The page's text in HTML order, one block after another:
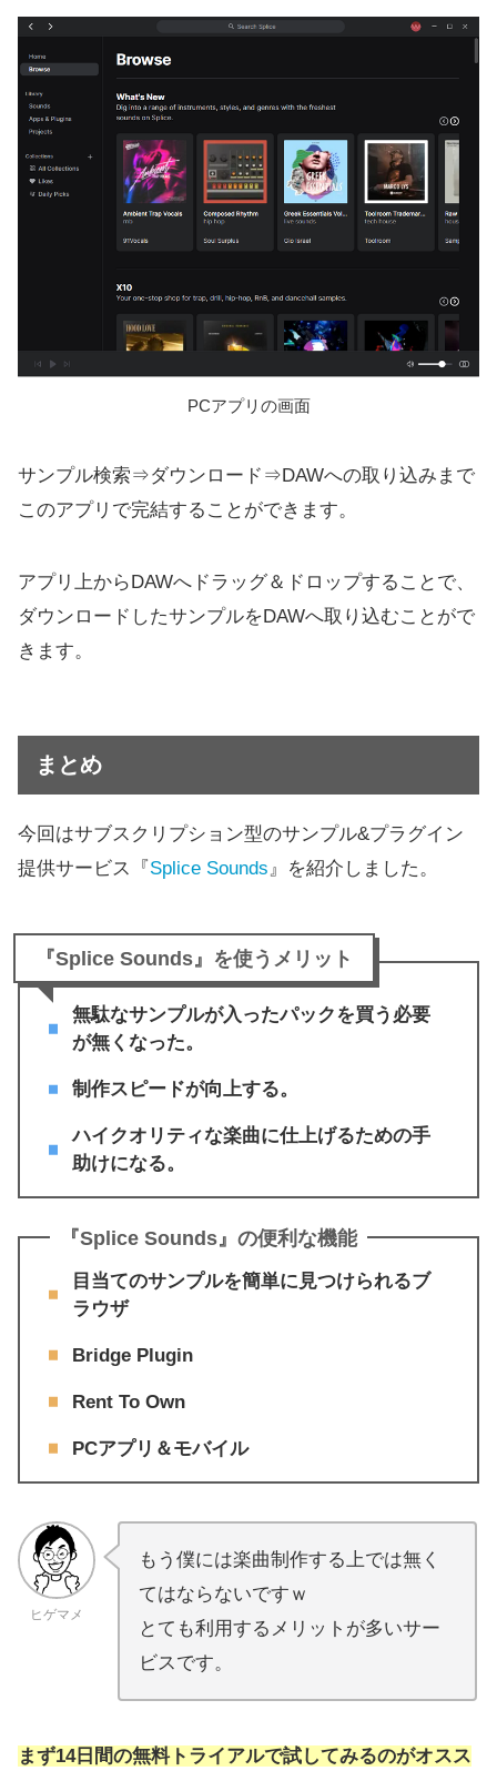
PCアプリの画面
サンプル検索⇒ダウンロード⇒DAWへの取り込みまで
このアプリで完結することができます。
アプリ上からDAWへドラッグ＆ドロップすることで、
ダウンロードしたサンプルをDAWへ取り込むことがで
きます。
まとめ
今回はサブスクリプション型のサンプル&プラグイン
提供サービス『Splice Sounds』を紹介しました。
『Splice Sounds』を使うメリット
無駄なサンプルが入ったパックを買う必要
が無くなった。
制作スピードが向上する。
ハイクオリティな楽曲に仕上げるための手
助けになる。
『Splice Sounds』の便利な機能
目当てのサンプルを簡単に見つけられるブ
ラウザ
Bridge Plugin
Rent To Own
PCアプリ＆モバイル
ヒゲマメ
もう僕には楽曲制作する上では無く
てはならないですｗ
とても利用するメリットが多いサー
ビスです。
まず14日間の無料トライアルで試してみるのがオスス